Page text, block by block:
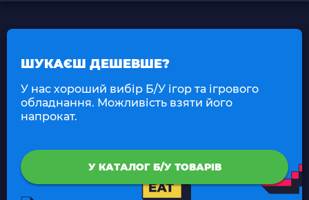
ШУКАЄШ ДЕШЕВШЕ?
У нас хороший вибір Б/У ігор та ігрового
обладнання. Можливість взяти його
напрокат.
У КАТАЛОГ Б/У ТОВАРІВ